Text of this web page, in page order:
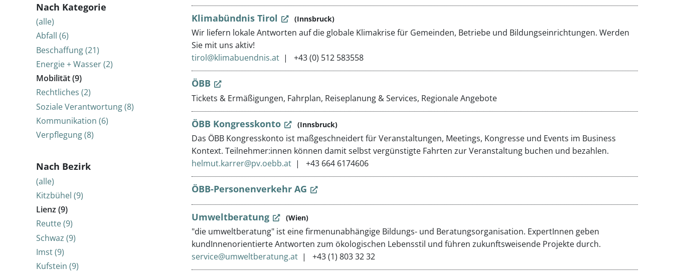
Nach Kategorie
(alle)
Abfall (6)
Beschaffung (21)
Energie + Wasser (2)
Mobilität (9)
Rechtliches (2)
Soziale Verantwortung (8)
Kommunikation (6)
Verpflegung (8)
Nach Bezirk
(alle)
Kitzbühel (9)
Lienz (9)
Reutte (9)
Schwaz (9)
Imst (9)
Kufstein (9)
Klimabündnis Tirol (Innsbruck)
Wir liefern lokale Antworten auf die globale Klimakrise für Gemeinden, Betriebe und Bildungseinrichtungen. Werden
Sie mit uns aktiv!
tirol@klimabuendnis.at
+43 (0) 512 583558
ÖBB
Tickets & Ermäßigungen, Fahrplan, Reiseplanung & Services, Regionale Angebote
ÖBB Kongresskonto (Innsbruck)
Das ÖBB Kongresskonto ist maßgeschneidert für Veranstaltungen, Meetings, Kongresse und Events im Business
Kontext. Teilnehmer:innen können damit selbst vergünstigte Fahrten zur Veranstaltung buchen und bezahlen.
helmut.karrer@pv.oebb.at
+43 664 6174606
ÖBB-Personenverkehr AG
Umweltberatung (Wien)
"die umweltberatung" ist eine firmenunabhängige Bildungs- und Beratungsorganisation. ExpertInnen geben
kundInnenorientierte Antworten zum ökologischen Lebensstil und führen zukunftsweisende Projekte durch.
service@umweltberatung.at
+43 (1) 803 32 32